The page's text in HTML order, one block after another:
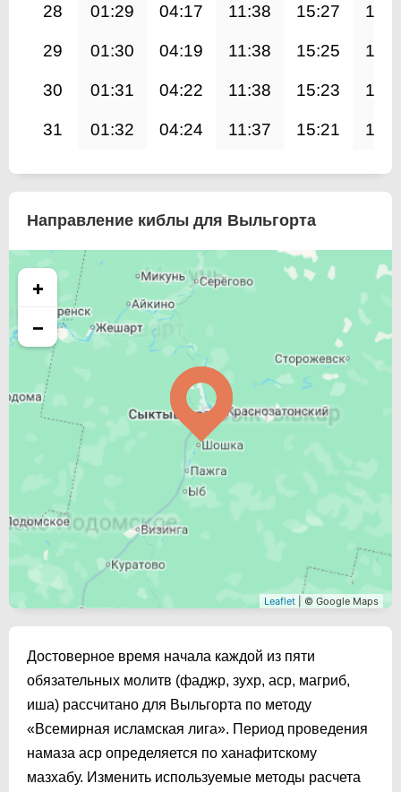
28 01:29 04:17 11:38 15:27
29 01:30 04:19 11:38 15:25
30 01:31 04:22 11:38 15:23
31 01:32 04:24 11:37 15:21
Направление киблы для Выльгорта
+
−
Leaflet | © Google Maps
Достоверное время начала каждой из пяти
обязательных молитв (фаджр, зухр, аср, магриб,
иша) рассчитано для Выльгорта по методу
«Всемирная исламская лига». Период проведения
намаза аср определяется по ханафитскому
мазхабу. Изменить используемые методы расчета